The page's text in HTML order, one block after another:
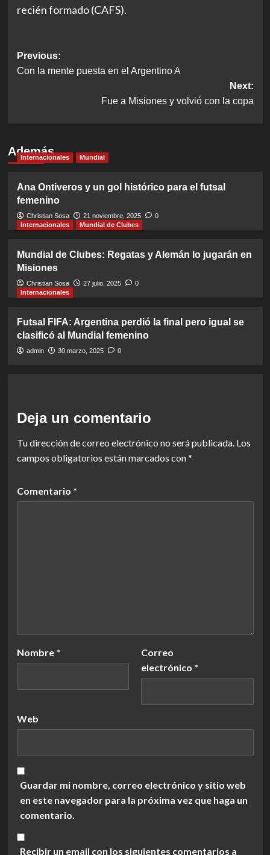
recién formado (CAFS).
Post
navigation
Previous:
Con la mente puesta en el Argentino A
Next:
Fue a Misiones y volvió con la copa
Además
Internacionales Mundial
Ana Ontiveros y un gol histórico para el futsal
femenino
Christian Sosa 21 noviembre, 2025
0
Internacionales
Mundial de Clubes
Mundial de Clubes: Regatas y Alemán lo jugarán en
Misiones
Christian Sosa 27 julio, 2025
0
Internacionales
Futsal FIFA: Argentina perdió la final pero igual se
clasificó al Mundial femenino
admin 30 marzo, 2025 0
Deja un comentario
Tu dirección de correo electrónico no será publicada. Los
campos obligatorios están marcados con*
Comentario *
Nombre *
Correo
electrónico *
Web
Guardar mi nombre, correo electrónico y sitio web
en este navegador para la próxima vez que haga un
comentario.
Recibir un email con los siguientes comentarios a